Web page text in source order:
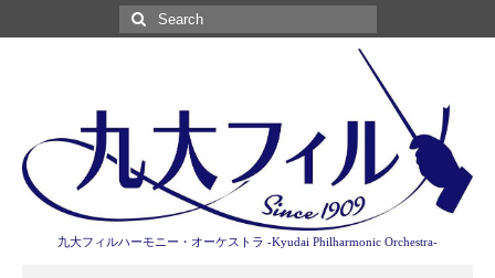
Search
for:
九大フィルハーモニー・オーケストラ -Kyudai Philharmonic Orchestra-